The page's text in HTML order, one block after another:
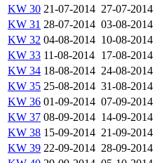
KW 30 21-07-2014 27-07-2014
KW 31 28-07-2014 03-08-2014
KW 32 04-08-2014 10-08-2014
KW 33 11-08-2014 17-08-2014
KW 34 18-08-2014 24-08-2014
KW 35 25-08-2014 31-08-2014
KW 36 01-09-2014 07-09-2014
KW 37 08-09-2014 14-09-2014
KW 38 15-09-2014 21-09-2014
KW 39 22-09-2014 28-09-2014